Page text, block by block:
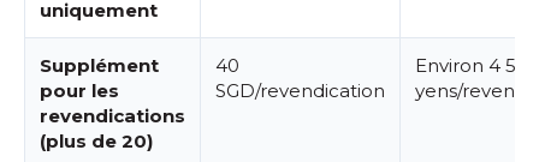
uniquement
Supplément
pour les
revendications
(plus de 20)
40
SGD/revendication
Environ 4 500
yens/